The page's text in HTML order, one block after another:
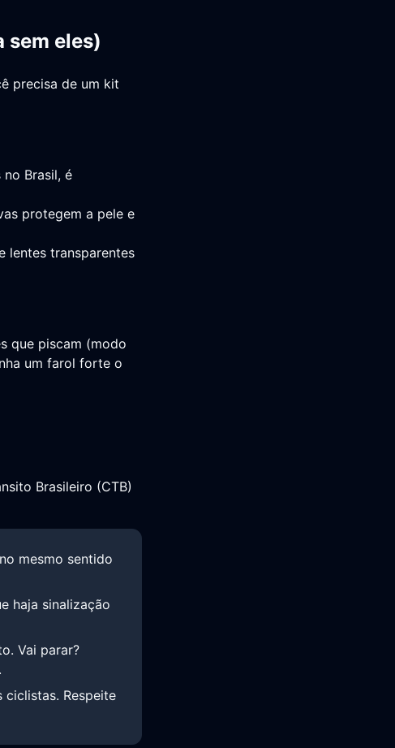
sem eles)
precisa de um kit
Brasil, é
protegem a pele e
lentes transparentes
que piscam (modo
um farol forte o
Brasileiro (CTB)
mesmo sentido
haja sinalização
Vai parar?
Respeite